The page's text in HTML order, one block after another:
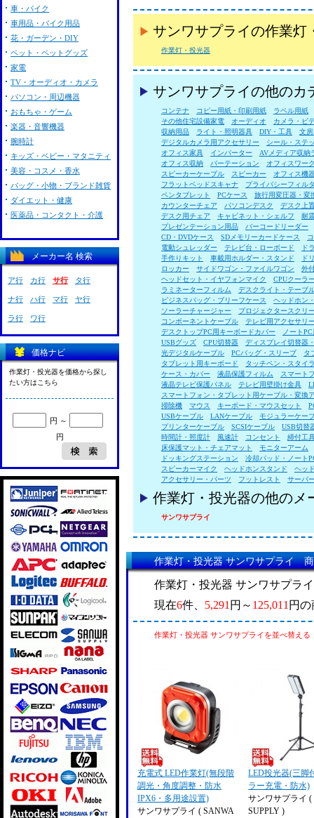
サンワサプライの作業灯
作業灯・投光器
サンワサプライの他のカ
コンテナ コピー用紙・印刷用紙
ラベル用紙
その他住宅設備家電
オーディオ
カメラ・ビ
収納用品
ライト・照明器具 DIY・工具
文
デジタルカメラ用アクセサリー
シール・ステ
オフィス家具
インバーター
AVメディア収納
オフィス収納
パーテーション
オフィスワー
スピーカーケーブル
スピーカー
オフィス機
フラットベッドスキャナ
プライバシーフィル
ペンタブレット
PCケース
旅行用変圧器・変
カウンターチェア
パソコンデスク
デスク上
デスク用チェア
キャビネット・シェルフ
耐
プレゼンテーション用品
バーコードリーダー
CD・DVDケース
SDメモリーカードケース
電動シュレッダー
テレビ台・ローボード
ド
手作りキット
車載用ホルダー・スタンド
ド
ロッカー
サイドワゴン・ファイルワゴン
外
ヘッドセット・イヤフォンマイク
CPUクーラ
ラミネーターフィルム
デスクライト・テーブ
ビジネスバッグ・ブリーフケース
ヘッドホン
ソーラーチャージャー
プロジェクタースクリ
コンポーネントケーブル
テレビ用アクセサリ
デスクトップPC用キーボードカバー
ノート
USBグッズ
CPU切替器
ディスプレイ切替器
光デジタルケーブル
PCバッグ・スリーブ
タ
タブレット用キーボード
タッチペン・スタイ
ケース・カバー
液晶保護フィルム
スマート
液晶テレビ保護パネル
テレビ用壁掛け金具
スマートフォン・タブレット用ケーブル・変換
掃除機
マウス キーボード・マウスセット
USBケーブル
LANケーブル
モジュラーケー
プリンターケーブル
SCSIケーブル
USB切替
時間計・照度計
風速計 コンセント
締付工
床保護マット・チェアマット
モニターアーム
ドッキングステーション
冷却パッド・ノート
スピーカーマイク
ヘッドホンスタンド
ヘッ
アクセサリー・パーツ
フットレスト サーバ
作業灯・投光器の他のメ
サンワサプライ
作業灯・投光器 サンワサプライ
作業灯・投光器 サンワサプラ
現在6件、 5,291円～ 125,011円
作業灯・投光器 サンワサプライを並べ替える
充電式 LED作業灯(無段階
調光・角度調整・防水
IPX6・多用途設置)
サンワサプライ ( SANWA
LED投光器(三脚
ラー充電・防水)
サンワサプライ (
SUPPLY )
車・バイク
車用品・バイク用品
花・ガーデン・DIY
ペット・ペットグッズ
家電
TV・オーディオ・カメラ
パソコン・周辺機器
おもちゃ・ゲーム
楽器・音響機器
腕時計
キッズ・ベビー・マタニティ
美容・コスメ・香水
バッグ・小物・ブランド雑貨
ダイエット・健康
医薬品・コンタクト・介護
メーカー名 検索
ア行 カ行 サ行 タ行
ナ行 ハ行 マ行 ヤ行
ラ行 ワ行
価格ナビ
作業灯・投光器を価格から探し
たい方はこちら
円 ～
円